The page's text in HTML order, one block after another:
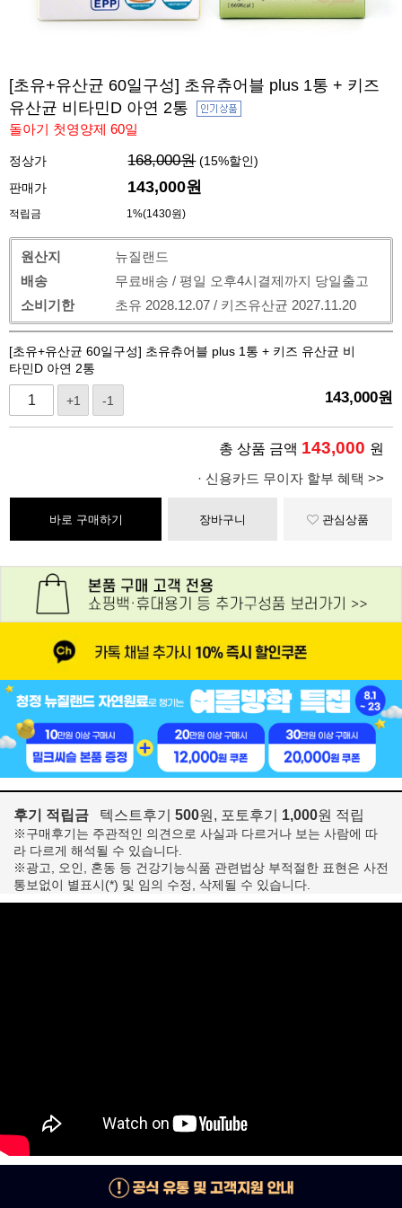
[초유+유산균 60일구성] 초유츄어블 plus 1통 + 키즈
유산균 비타민D 아연 2통
돌아기 첫영양제 60일
정상가 168,000원 (15%할인)
판매가
143,000원
적립금 1%(1430원)
원산지
뉴질랜드
배송
무료배송 / 평일 오후4시결제까지 당일출고
소비기한
초유 2028.12.07 / 키즈유산균 2027.11.20
[초유+유산균 60일구성] 초유츄어블 plus 1통 + 키즈 유산균 비
타민D 아연 2통
+1 -1 143,000원
총 상품 금액 143,000 원
· 신용카드 무이자 할부 혜택 >>
바로 구매하기 장바구니 관심상품
후기 적립금 텍스트후기 500원, 포토후기 1,000원 적립
※구매후기는 주관적인 의견으로 사실과 다르거나 보는 사람에 따
라 다르게 해석될 수 있습니다.
※광고, 오인, 혼동 등 건강기능식품 관련법상 부적절한 표현은 사전
통보없이 별표시(*) 및 임의 수정, 삭제될 수 있습니다.